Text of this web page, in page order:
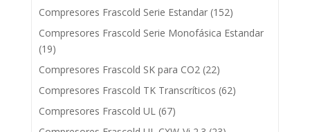
Compresores Frascold Serie Estandar (152)
Compresores Frascold Serie Monofásica Estandar
(19)
Compresores Frascold SK para CO2 (22)
Compresores Frascold TK Transcríticos (62)
Compresores Frascold UL (67)